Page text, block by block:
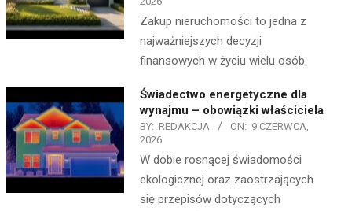
Zakup nieruchomości to jedna z
najważniejszych decyzji
finansowych w życiu wielu osób.
Świadectwo energetyczne dla
wynajmu – obowiązki właściciela
BY: REDAKCJA ON: 9 CZERWCA,
2026
W dobie rosnącej świadomości
ekologicznej oraz zaostrzających
się przepisów dotyczących